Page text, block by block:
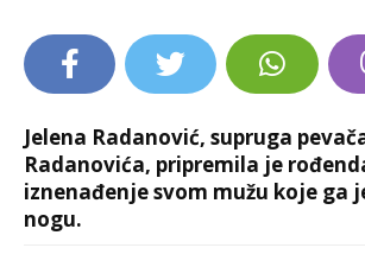
Jelena Radanović, supruga
Radanovića, pripremila je
iznenađenje svom mužu koje ga
nogu.